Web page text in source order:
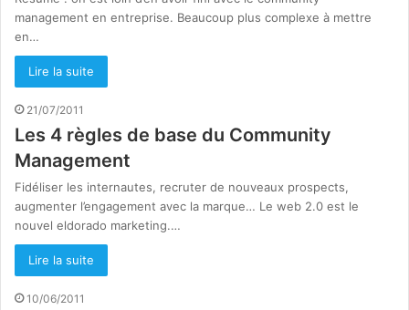
management en entreprise. Beaucoup plus complexe à mettre
en…
Lire la suite
21/07/2011
Les 4 règles de base du Community
Management
Fidéliser les internautes, recruter de nouveaux prospects,
augmenter l’engagement avec la marque… Le web 2.0 est le
nouvel eldorado marketing.…
Lire la suite
10/06/2011